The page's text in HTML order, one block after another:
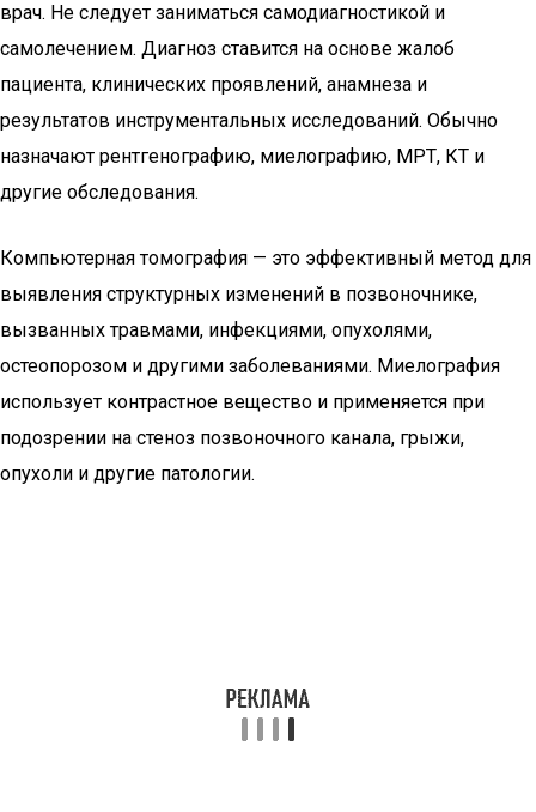
врач. Не следует заниматься самодиагностикой и
самолечением. Диагноз ставится на основе жалоб
пациента, клинических проявлений, анамнеза и
результатов инструментальных исследований. Обычно
назначают рентгенографию, миелографию, МРТ, КТ и
другие обследования.
Компьютерная томография — это эффективный метод для
выявления структурных изменений в позвоночнике,
вызванных травмами, инфекциями, опухолями,
остеопорозом и другими заболеваниями. Миелография
использует контрастное вещество и применяется при
подозрении на стеноз позвоночного канала, грыжи,
опухоли и другие патологии.